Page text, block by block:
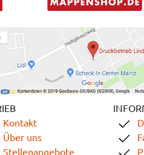
Kontakt
Über uns
Stellenangebote